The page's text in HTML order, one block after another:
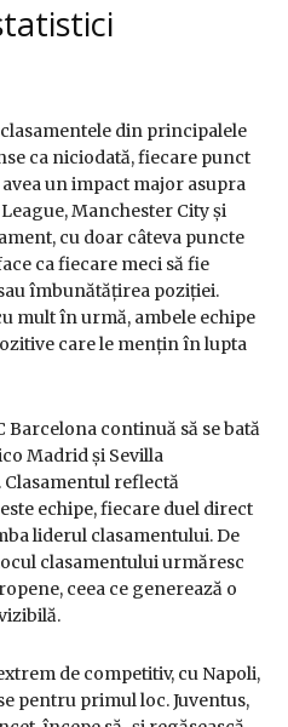
din principalele
ca niciodată, fiecare punct
un impact major asupra
Manchester City și
cu doar câteva puncte
ca fiecare meci să fie
îmbunătățirea poziției.
mult în urmă, ambele echipe
care le mențin în lupta
Barcelona continuă să se bată
Madrid și Sevilla
reflectă
echipe, fiecare duel direct
liderul clasamentului. De
clasamentului urmăresc
ceea ce generează o
de competitiv, cu Napoli,
pentru primul loc. Juventus,